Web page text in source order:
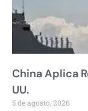
China Aplica
UU.
5 de agosto, 2026